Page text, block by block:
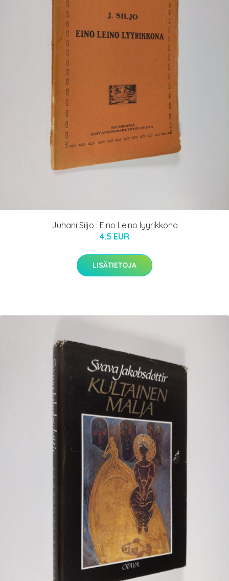
Juhani Siljo : Eino Leino lyyrikkona
4.5 EUR
LISÄTIETOJA